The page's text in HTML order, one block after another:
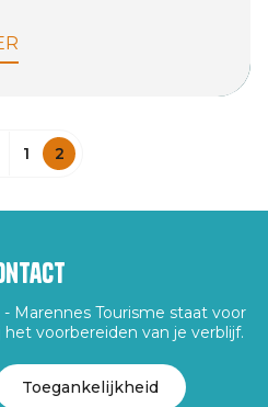
1 2
Marennes Tourisme staat voor
voorbereiden van je verblijf.
Toegankelijkheid